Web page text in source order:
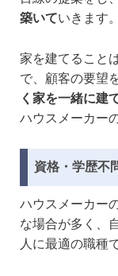
築いていきます。
家を建てること
で、顧客の要望
く家を一緒に建
ハウスメーカー
資格・学歴不
ハウスメーカー
な場合が多く、
人に最適の職種